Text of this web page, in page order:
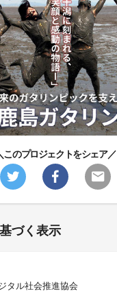
このプロジェクトをシェア／
づく表示
タル社会推進協会